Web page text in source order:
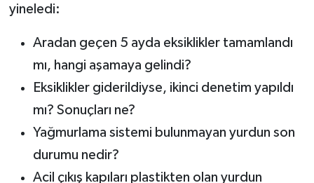
yineledi:
Aradan geçen 5 ayda eksiklikler tamamlandı
mı, hangi aşamaya gelindi?
Eksiklikler giderildiyse, ikinci denetim yapıldı
mı? Sonuçları ne?
Yağmurlama sistemi bulunmayan yurdun son
durumu nedir?
Acil çıkış kapıları plastikten olan yurdun